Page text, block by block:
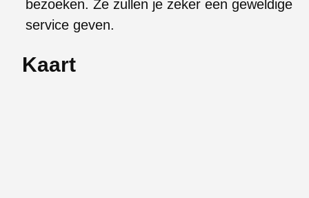
bezoeken. Ze zullen je zeker een geweldige
service geven.
Kaart